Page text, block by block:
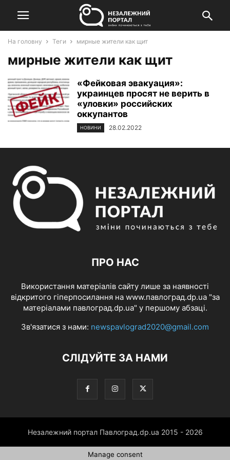
На головну Теги мирные жители как щит
мирные жители как щит
«Фейковая эвакуация»:
украинцев просят не верить в
«уловки» российских
оккупантов
НОВИНИ 28.02.2022
ПРО НАС
Використання матеріалів сайту лише за наявності
відкритого гіперпосилання на www.павлоград.dp.ua "за
матеріалами павлоград.dp.ua" у першому абзаці.
Зв'язатися з нами: newspavlograd2020@gmail.com
СЛІДУЙТЕ ЗА НАМИ
Незалежний портал Павлоград.dp.ua 2015 - 2026
Manage consent